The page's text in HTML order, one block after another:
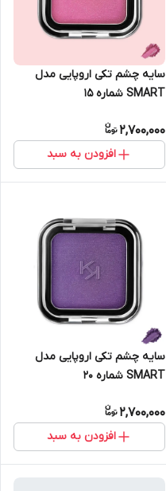
سایه چشم تکی اروپایی مدل
SMART شماره 15
2,700,000
افزودن به سبد
سایه چشم تکی اروپایی مدل
SMART شماره 20
2,700,000
افزودن به سبد